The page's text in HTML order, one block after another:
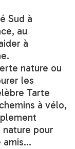
Sud à
au
à
nature ou
les
Tarte
à vélo,
pour